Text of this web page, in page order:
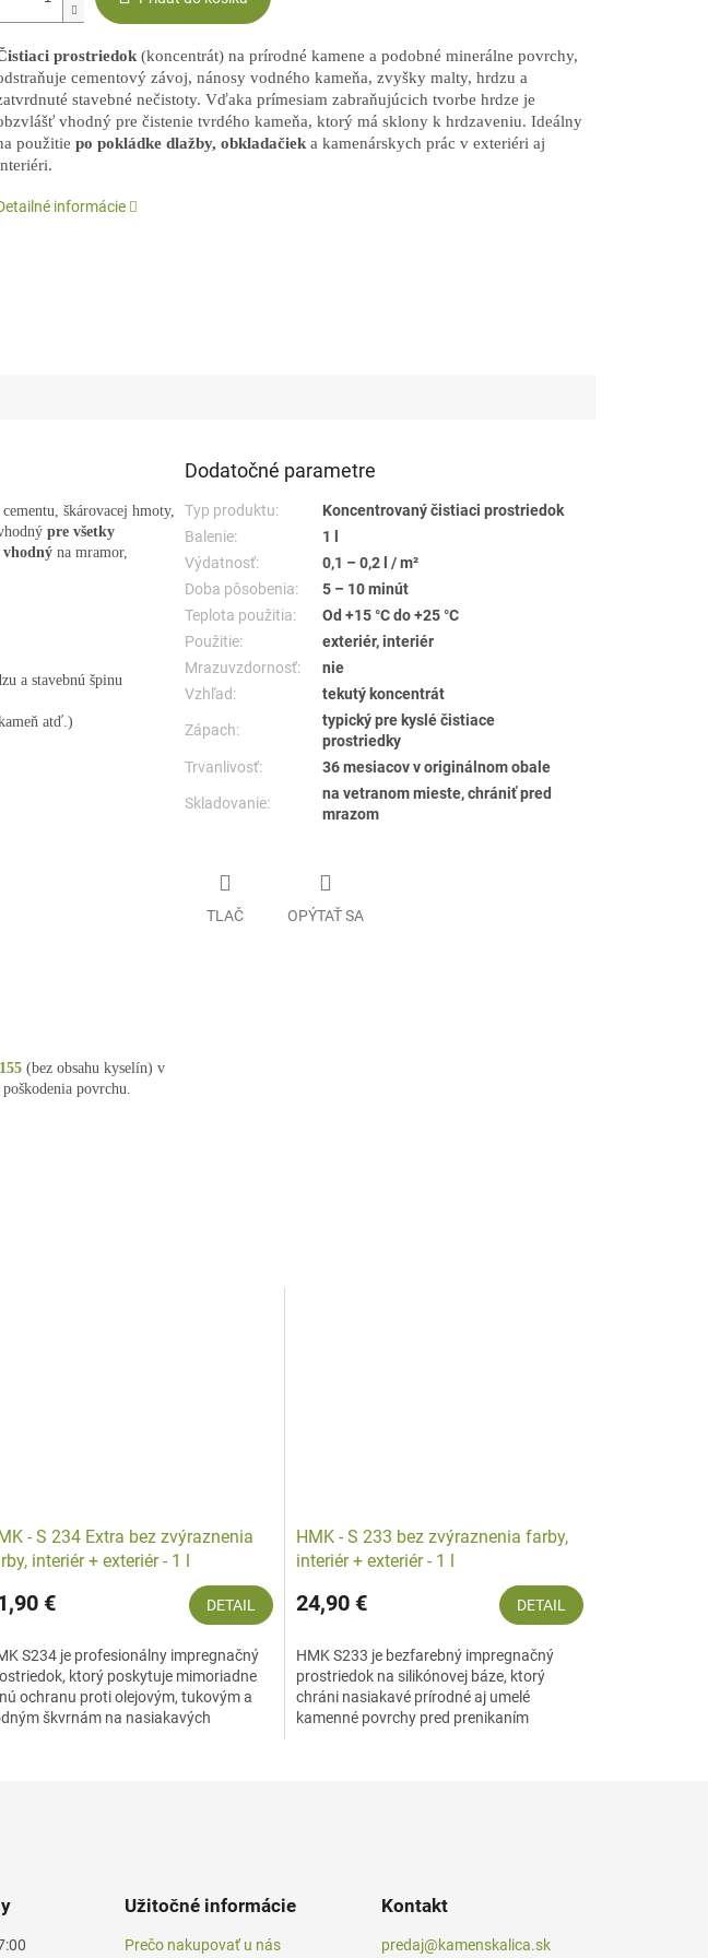
prostriedok(koncentrát) na prírodné kamene a podobné minerálne povrchy,
cementový závoj, nánosy vodného kameňa, zvyšky malty, hrdzu a
stavebné nečistoty. Vďaka prímesiam zabraňujúcich tvorbe hrdze je
vhodný pre čistenie tvrdého kameňa, ktorý má sklony k hrdzaveniu. Ideálny
použitie po pokládke dlažby, obkladačieka kamenárskych prác v exteriéri aj
informácie
škárovacej hmoty,
pre všetky
vhodný na mramor,
a stavebnú špinu
atď.)
(bez obsahu kyselín) v
povrchu.
Dodatočné parametre
Typ produktu:
Koncentrovaný čistiaci prostriedok
Balenie:
1 l
Výdatnosť:
0,1 – 0,2 l / m²
Doba pôsobenia:
5 – 10 minút
Teplota použitia:
Od +15 °C do +25 °C
Použitie:
exteriér, interiér
Mrazuvzdornosť:
nie
Vzhľad:
tekutý koncentrát
Zápach:
typický pre kyslé čistiace
prostriedky
Trvanlivosť:
36 mesiacov v originálnom obale
Skladovanie:
na vetranom mieste, chrániť pred
mrazom
TLAČ OPÝTAŤ SA
- S 234 Extra bez zvýraznenia
interiér + exteriér - 1 l
€ DETAIL
S234 je profesionálny impregnačný
ktorý poskytuje mimoriadne
ochranu proti olejovým, tukovým a
škvrnám na nasiakavých
HMK - S 233 bez zvýraznenia farby,
interiér + exteriér - 1 l
24,90 € DETAIL
HMK S233 je bezfarebný impregnačný
prostriedok na silikónovej báze, ktorý
chráni nasiakavé prírodné aj umelé
kamenné povrchy pred prenikaním
Užitočné informácie
Prečo nakupovať u nás
Kontakt
predaj@kamenskalica.sk